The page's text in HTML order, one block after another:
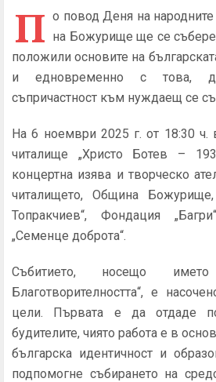
П о повод Деня на
на Божурище ще се събере,
положили основите на
и едновременно с това,
съпричастност към нуждаещ се
На 6 ноември 2025 г. от 18:30 ч.
читалище „Христо Ботев –
концертна изява и творческо
читалището, Община
Топракчиев“, Фондация
„Семенце доброта“.
Събитието, носещо
Благотворителността“, е
цели. Първата е да отдаде
будителите, чиято работа е в
българска идентичност и
подпомогне събирането на